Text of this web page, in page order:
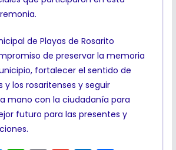
de Playas de Rosarito
de preservar la memoria
fortalecer el sentido de
y los rosaritenses y seguir
mano con la ciudadanía para
futuro para las presentes y